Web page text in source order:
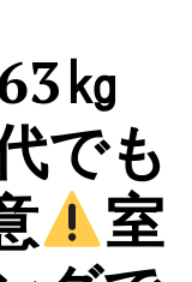
㎏
でも
室